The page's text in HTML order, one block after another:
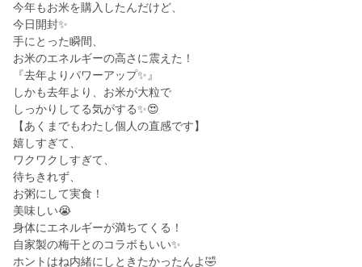
今年もお米を購入したんだけど、
今日開封✨
手にとった瞬間、
お米のエネルギーの高さに震えた！
『去年よりパワーアップ✨』
しかも去年より、お米が大粒で
しっかりしてる気がする✨😍
【あくまでもわたし個人の直感です】
嬉しすぎて、
ワクワクしすぎて、
待ちきれず、
お粥にして実食！
美味しい😭
身体にエネルギーが満ちてくる！
自家製の梅干とのコラボもいい✨
ホントはね内緒にしときたかったんよ🤣